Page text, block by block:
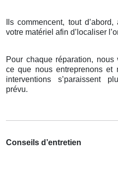
Ils commencent, tout
votre matériel afin d’localiser
Pour chaque réparation,
ce que nous entreprenons et
interventions s’paraissent
prévu.
Conseils d’entretien